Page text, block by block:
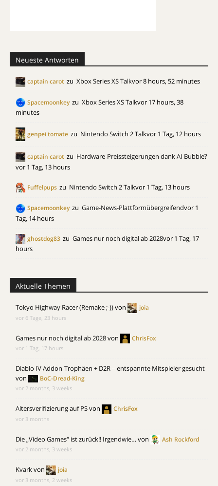
Neueste Antworten
captain carot zu Xbox Series XS Talkvor 8 hours, 52 minutes
Spacemoonkey zu Xbox Series XS Talkvor 17 hours, 38
minutes
genpei tomate zu Nintendo Switch 2 Talkvor 1 Tag, 12 hours
captain carot zu Hardware-Preissteigerungen dank AI Bubble?
vor 1 Tag, 13 hours
Fuffelpups zu Nintendo Switch 2 Talkvor 1 Tag, 13 hours
Spacemoonkey zu Game-News-Plattformübergreifendvor 1
Tag, 14 hours
ghostdog83 zu Games nur noch digital ab 2028vor 1 Tag, 17
hours
Aktuelle Themen
Tokyo Highway Racer (Remake ;-))von joia
vor 6 Tage, 23 hours
Games nur noch digital ab 2028von ChrisFox
vor 1 Tag, 17 hours
Diablo IV Addon-Trophäen + D2R – entspannte Mitspieler gesucht
von
BoC-Dread-King
vor 2 months, 3 weeks
Altersverifizierung auf PSvon ChrisFox
vor 3 months
Die „Video Games“ ist zurück!! Irgendwie…von Ash Rockford
vor 2 months, 3 weeks
Kvarkvon joia
vor 3 months, 2 weeks